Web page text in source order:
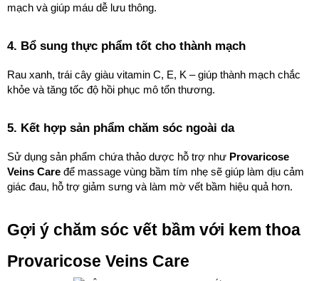
mạch và giúp máu dễ lưu thông.
4. Bổ sung thực phẩm tốt cho thành mạch
Rau xanh, trái cây giàu vitamin C, E, K – giúp thành mạch chắc
khỏe và tăng tốc độ hồi phục mô tổn thương.
5. Kết hợp sản phẩm chăm sóc ngoài da
Sử dụng sản phẩm chứa thảo dược hỗ trợ như Provaricose
Veins Care để massage vùng bầm tím nhẹ sẽ giúp làm dịu cảm
giác đau, hỗ trợ giảm sưng và làm mờ vết bầm hiệu quả hơn.
Gợi ý chăm sóc vết bầm với kem thoa
Provaricose Veins Care